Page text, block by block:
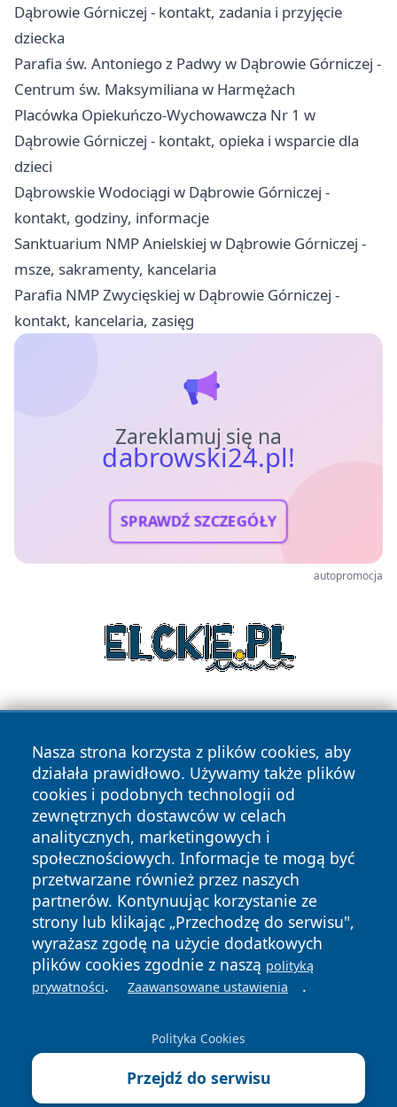
Dąbrowie Górniczej - kontakt, zadania i przyjęcie
dziecka
Parafia św. Antoniego z Padwy w Dąbrowie Górniczej -
Centrum św. Maksymiliana w Harmężach
Placówka Opiekuńczo-Wychowawcza Nr 1 w
Dąbrowie Górniczej - kontakt, opieka i wsparcie dla
dzieci
Dąbrowskie Wodociągi w Dąbrowie Górniczej -
kontakt, godziny, informacje
Sanktuarium NMP Anielskiej w Dąbrowie Górniczej -
msze, sakramenty, kancelaria
Parafia NMP Zwycięskiej w Dąbrowie Górniczej -
kontakt, kancelaria, zasięg
Zareklamuj się na
dabrowski24.pl!
SPRAWDŹ SZCZEGÓŁY
autopromocja
Nasza strona korzysta z plików cookies, aby
działała prawidłowo. Używamy także plików
cookies i podobnych technologii od
zewnętrznych dostawców w celach
analitycznych, marketingowych i
społecznościowych. Informacje te mogą być
przetwarzane również przez naszych
partnerów. Kontynuując korzystanie ze
strony lub klikając „Przechodzę do serwisu",
wyrażasz zgodę na użycie dodatkowych
plików cookies zgodnie z naszą polityką
prywatności. Zaawansowane ustawienia .
Polityka Cookies
Przejdź do serwisu
Copyright © 2026 dabrowski24.pl Wszystkie prawa
zastrzeżone.
News Autorzy
Polityka
Prywatności
Polityka
Cookies